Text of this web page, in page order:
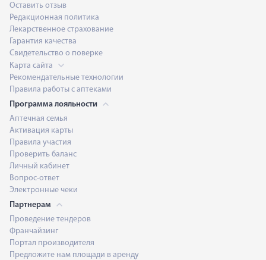
Оставить отзыв
Редакционная политика
Лекарственное страхование
Гарантия качества
Свидетельство о поверке
Карта сайта
Рекомендательные технологии
Правила работы с аптеками
Программа лояльности
Аптечная семья
Активация карты
Правила участия
Проверить баланс
Личный кабинет
Вопрос-ответ
Электронные чеки
Партнерам
Проведение тендеров
Франчайзинг
Портал производителя
Предложите нам площади в аренду